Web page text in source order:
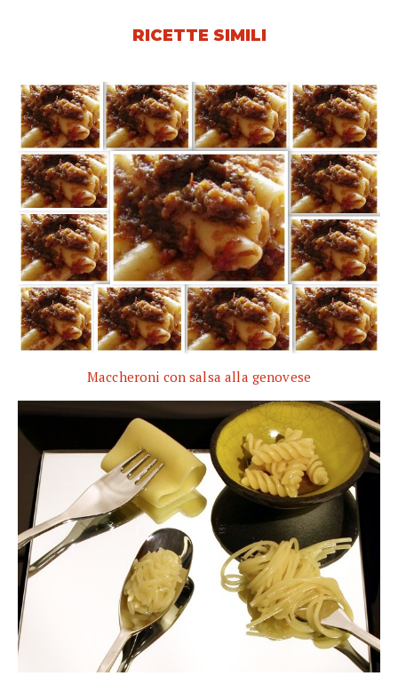
RICETTE SIMILI
Maccheroni con salsa alla genovese